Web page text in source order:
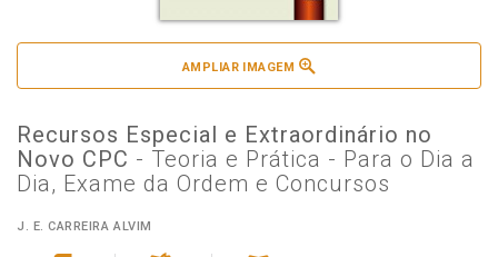
AMPLIAR IMAGEM
Recursos Especial e Extraordinário no
Novo CPC - Teoria e Prática - Para o Dia a
Dia, Exame da Ordem e Concursos
J. E. CARREIRA ALVIM